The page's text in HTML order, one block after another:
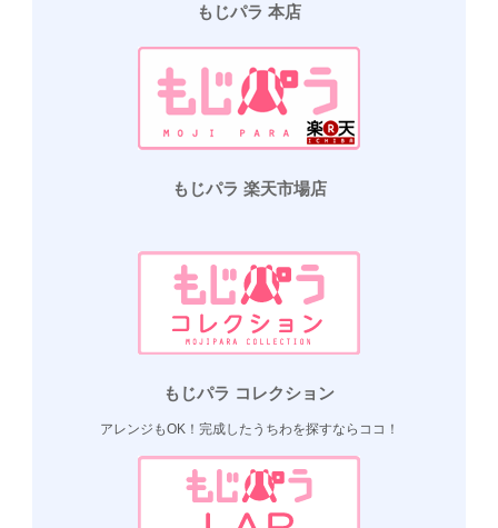
もじパラ 本店
もじパラ 楽天市場店
もじパラ コレクション
アレンジもOK！完成したうちわを探すならココ！